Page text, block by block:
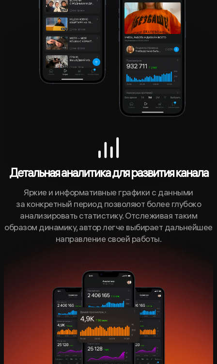
Детальная аналитика для развития канала
Яркие и информативные графики с данными
за конкретный период позволяют более глубоко
анализировать статистику. Отслеживая таким
образом динамику, автор легче выбирает дальнейшее
направление своей работы.